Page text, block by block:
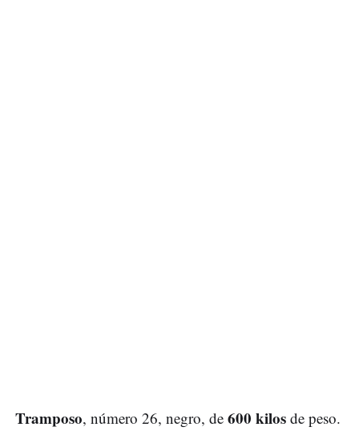
Tramposo, número 26, negro, de 600 kilos de peso.